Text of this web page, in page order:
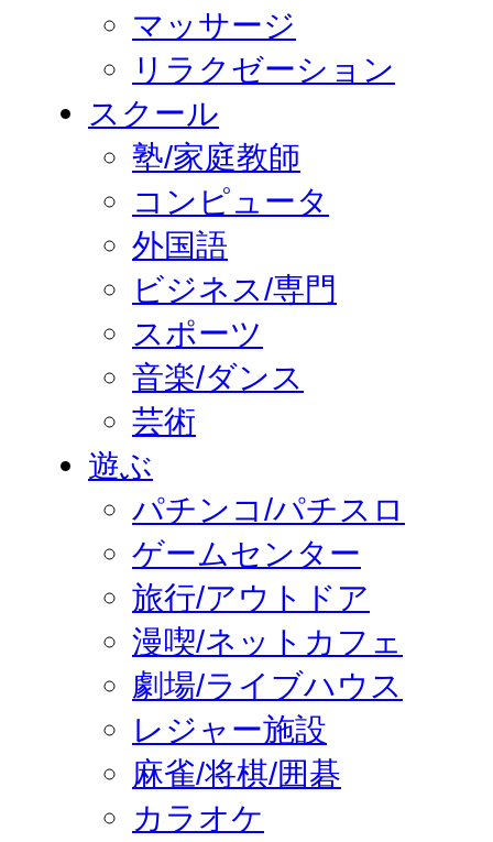
マッサージ
リラクゼーション
スクール
塾/家庭教師
コンピュータ
外国語
ビジネス/専門
スポーツ
音楽/ダンス
芸術
遊ぶ
パチンコ/パチスロ
ゲームセンター
旅行/アウトドア
漫喫/ネットカフェ
劇場/ライブハウス
レジャー施設
麻雀/将棋/囲碁
カラオケ